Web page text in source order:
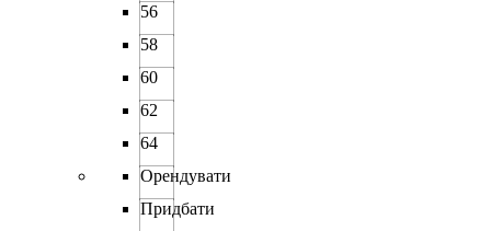
56
58
60
62
64
Орендувати
Придбати